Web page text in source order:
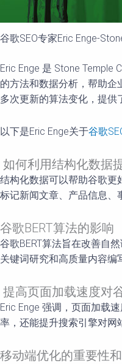
谷歌SEO专家Eric Enge-
Eric Enge 是 Stone Temple
的方法和数据分析，帮助
多次更新的算法变化，提供
以下是Eric Enge关于谷歌
如何利用结构化数据
结构化数据可以帮助谷歌更
标记新闻文章、产品信息、
谷歌BERT算法的影响
谷歌BERT算法旨在改善自
关键词研究和高质量内容编
提高页面加载速度对
Eric Enge 强调，页面加载
率，还能提升搜索引擎对网
移动端优化的重要性